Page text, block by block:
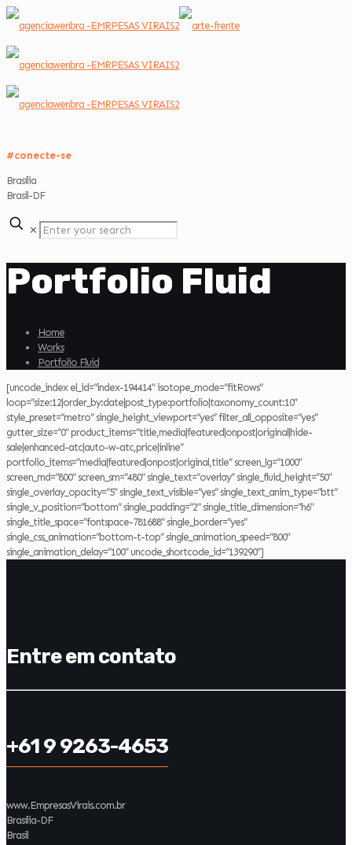
#conecte-se
Brasília
Brasil-DF
✕
Portfolio Fluid
Home
Works
Portfolio Fluid
[uncode_index el_id=”index-194414″ isotope_mode=”fitRows”
loop=”size:12|order_by:date|post_type:portfolio|taxonomy_count:10″
style_preset=”metro” single_height_viewport=”yes” filter_all_opposite=”yes”
gutter_size=”0″ product_items=”title,media|featured|onpost|original|hide-
sale|enhanced-atc|auto-w-atc,price|inline”
portfolio_items=”media|featured|onpost|original,title” screen_lg=”1000″
screen_md=”800″ screen_sm=”480″ single_text=”overlay” single_fluid_height=”50″
single_overlay_opacity=”5″ single_text_visible=”yes” single_text_anim_type=”btt”
single_v_position=”bottom” single_padding=”2″ single_title_dimension=”h6″
single_title_space=”fontspace-781688″ single_border=”yes”
single_css_animation=”bottom-t-top” single_animation_speed=”800″
single_animation_delay=”100″ uncode_shortcode_id=”139290″]
Entre em contato
+61 9 9263-4653
www.EmpresasVirais.com.br
Brasília-DF
Brasil